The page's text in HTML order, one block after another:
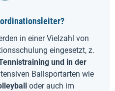
in einer Vielzahl von
eingesetzt, z.
und in der
Ballsportarten wie
oder auch im